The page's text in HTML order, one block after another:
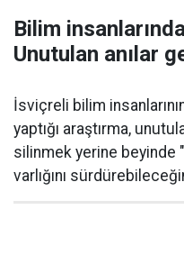
Bilim
Unutulan anılar
İsviçreli bilim
yaptığı araştırma,
silinmek yerine beyinde
varlığını